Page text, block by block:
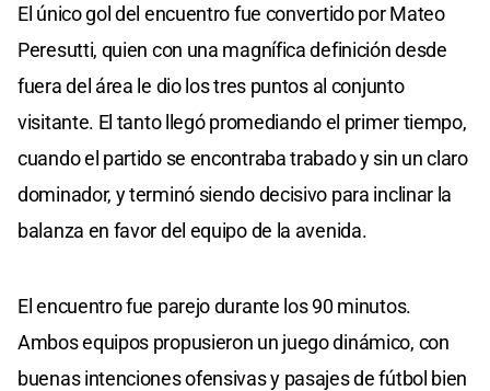
El único gol del encuentro fue convertido por Mateo
Peresutti, quien con una magnífica definición desde
fuera del área le dio los tres puntos al conjunto
visitante. El tanto llegó promediando el primer tiempo,
cuando el partido se encontraba trabado y sin un claro
dominador, y terminó siendo decisivo para inclinar la
balanza en favor del equipo de la avenida.
El encuentro fue parejo durante los 90 minutos.
Ambos equipos propusieron un juego dinámico, con
buenas intenciones ofensivas y pasajes de fútbol bien